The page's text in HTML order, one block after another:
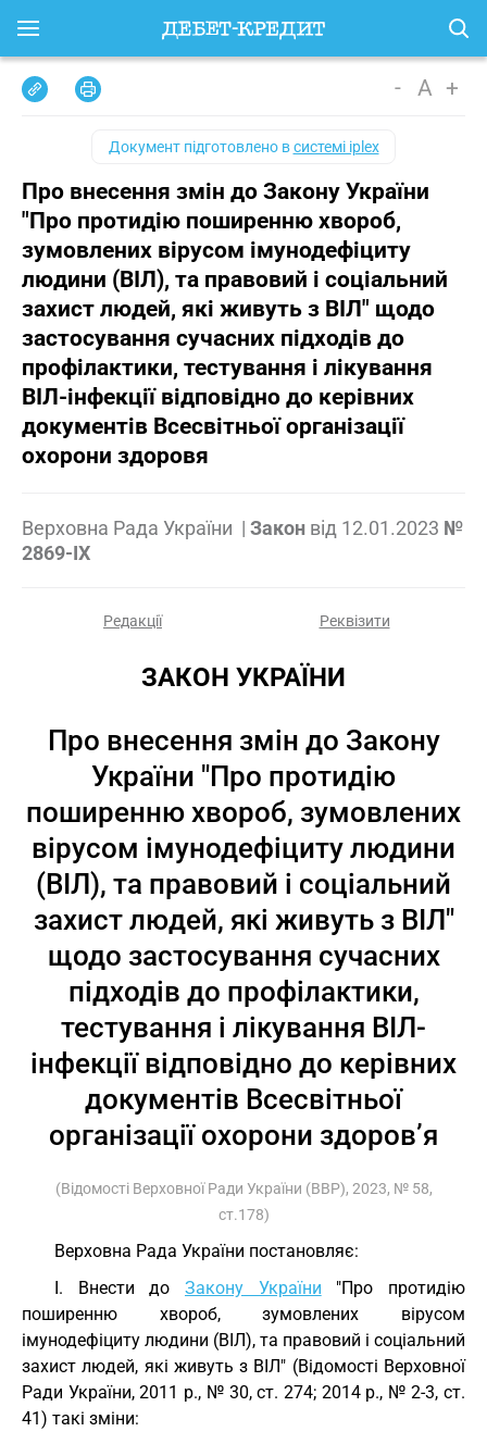
- A +
Документ підготовлено всистемі iplex
Про внесення змін до Закону України
"Про протидію поширенню хвороб,
зумовлених вірусом імунодефіциту
людини (ВІЛ), та правовий і соціальний
захист людей, які живуть з ВІЛ" щодо
застосування сучасних підходів до
профілактики, тестування і лікування
ВІЛ-інфекції відповідно до керівних
документів Всесвітньої організації
охорони здоровя
Верховна Рада України | Закон від 12.01.2023 №
2869-IX
Редакції Реквізити
ЗАКОН УКРАЇНИ
Про внесення змін до Закону
України "Про протидію
поширенню хвороб, зумовлених
вірусом імунодефіциту людини
(ВІЛ), та правовий і соціальний
захист людей, які живуть з ВІЛ"
щодо застосування сучасних
підходів до профілактики,
тестування і лікування ВІЛ-
інфекції відповідно до керівних
документів Всесвітньої
організації охорони здоров’я
(Відомості Верховної Ради України (ВВР), 2023, № 58,
ст.178)
Верховна Рада України постановляє:
I. Внести до Закону України "Про протидію
поширенню хвороб, зумовлених вірусом
імунодефіциту людини (ВІЛ), та правовий і соціальний
захист людей, які живуть з ВІЛ" (Відомості Верховної
Ради України, 2011 р., № 30, ст. 274; 2014 р., № 2-3, ст.
41) такі зміни: